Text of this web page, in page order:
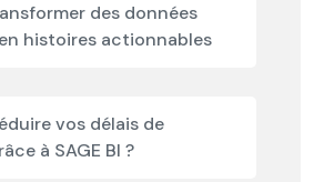
des données
histoires actionnables
vos délais de
à SAGE BI ?